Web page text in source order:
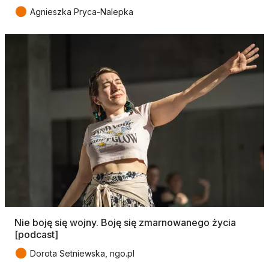
● Agnieszka Pryca-Nalepka
Nie boję się wojny. Boję się zmarnowanego życia
[podcast]
● Dorota Setniewska, ngo.pl